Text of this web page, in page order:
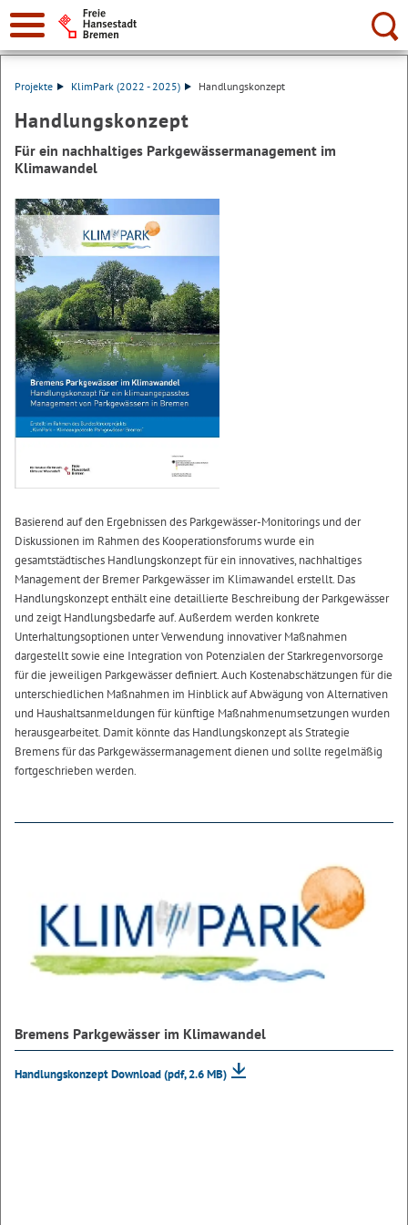
Suche:
Projekte KlimPark (2022 - 2025) Handlungskonzept
Handlungskonzept
Für ein nachhaltiges Parkgewässermanagement im
Klimawandel
Basierend auf den Ergebnissen des Parkgewässer-Monitorings und der
Diskussionen im Rahmen des Kooperationsforums wurde ein
gesamtstädtisches Handlungskonzept für ein innovatives, nachhaltiges
Management der Bremer Parkgewässer im Klimawandel erstellt. Das
Handlungskonzept enthält eine detaillierte Beschreibung der Parkgewässer
und zeigt Handlungsbedarfe auf. Außerdem werden konkrete
Unterhaltungsoptionen unter Verwendung innovativer Maßnahmen
dargestellt sowie eine Integration von Potenzialen der Starkregenvorsorge
für die jeweiligen Parkgewässer definiert. Auch Kostenabschätzungen für die
unterschiedlichen Maßnahmen im Hinblick auf Abwägung von Alternativen
und Haushaltsanmeldungen für künftige Maßnahmenumsetzungen wurden
herausgearbeitet. Damit könnte das Handlungskonzept als Strategie
Bremens für das Parkgewässermanagement dienen und sollte regelmäßig
fortgeschrieben werden.
Bremens Parkgewässer im Klimawandel
Handlungskonzept Download(pdf, 2.6 MB)